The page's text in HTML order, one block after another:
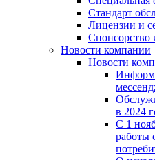
Стандарт
Лицензии и
Спонсорство
Новости компании
Новости
в 2024
С 1
работы